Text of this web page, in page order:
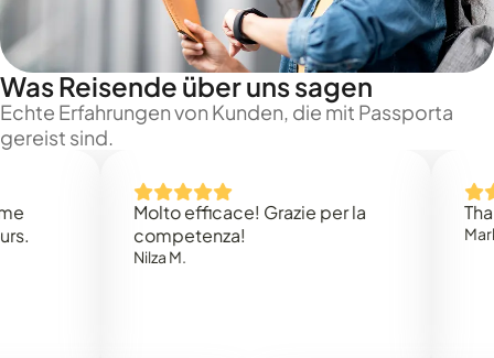
Was Reisende über uns sagen
Echte Erfahrungen von Kunden, die mit Passporta
gereist sind.
Molto efficace! Grazie per la
competenza!
Thank